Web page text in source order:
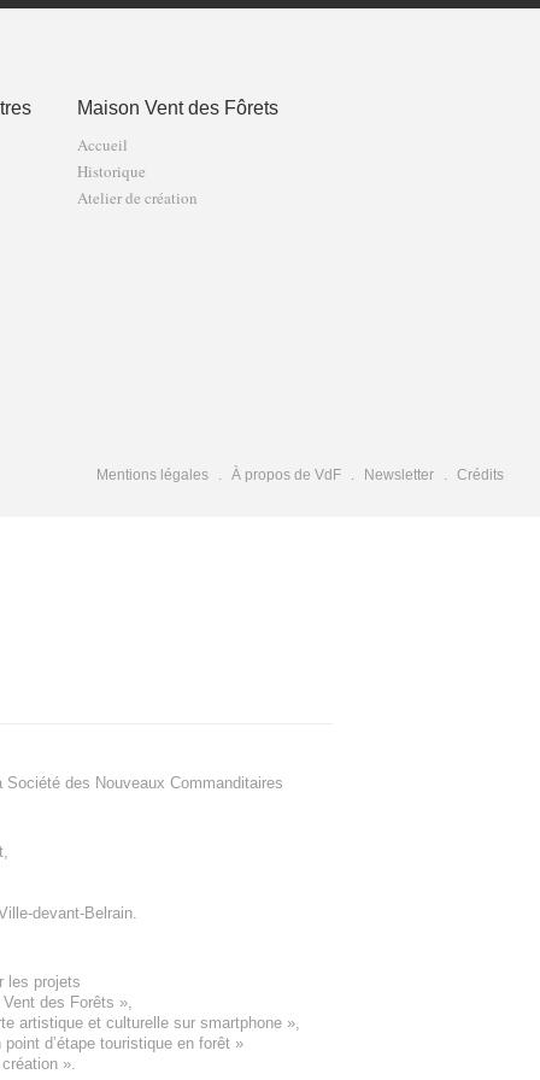
Maison Vent des Fôrets
Accueil
Historique
Atelier de création
Mentions légales À propos de VdF Newsletter Crédits
Société des Nouveaux Commanditaires
,
devant-Belrain.
les projets
des Forêts »,
artistique et culturelle sur smartphone »,
point d’étape touristique en forêt »
création ».